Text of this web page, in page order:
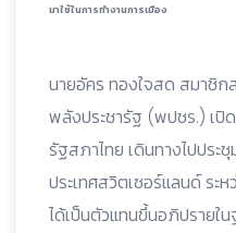
มาใช้ในการทำงานการเมือง
นายอัคร ทองใจสด สมาชิ
พลังประชารัฐ (พปชร.) เปิ
รัฐสภาไทย เดินทางไปปร
ประเทศสวิตเซอร์แลนด์ ระห
ได้เป็นตัวแทนขึ้นอภิปรายใ